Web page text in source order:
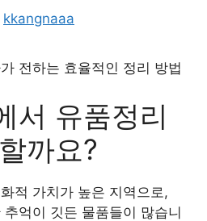
kkangnaaa
전하는 효율적인 정리 방법
서 유품정리
까요?
적 가치가 높은 지역으로,
억이 깃든 물품들이 많습니